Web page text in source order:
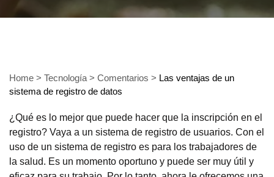
Home > Tecnología > Comentarios > Las ventajas de un
sistema de registro de datos
¿Qué es lo mejor que puede hacer que la inscripción en el
registro? Vaya a un sistema de registro de usuarios. Con el
uso de un sistema de registro es para los trabajadores de
la salud. Es un momento oportuno y puede ser muy útil y